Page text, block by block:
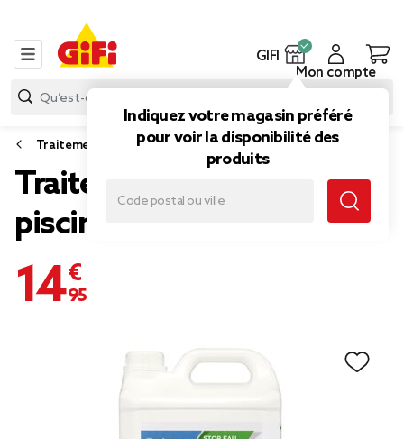
GIFI
Indiquez votre magasin préféré
pour voir la disponibilité des
produits
Mon compte
Traitement piscine et spa
Traitement stop eau verte
piscine 5L
14,95 €